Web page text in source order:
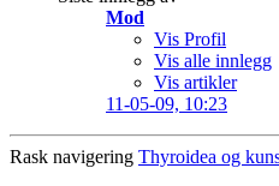
Mod
Vis Profil
Vis alle innlegg
Vis artikler
11-05-09, 10:23
Rask navigering Thyroidea og